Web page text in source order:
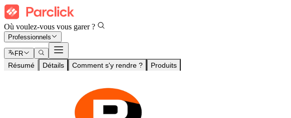
Où voulez-vous vous garer ?
Professionnels
FR
Résumé Détails Comment s'y rendre ? Produits